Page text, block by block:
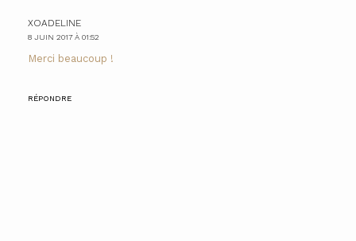
XOADELINE
8 JUIN 2017 À 01:52
Merci beaucoup !
RÉPONDRE